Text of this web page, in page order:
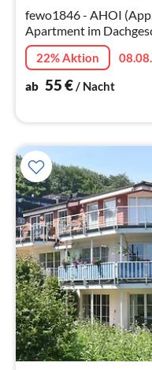
fewo1846 - AHOI
Apartment im
22% Aktion
ab 55€/ Nacht